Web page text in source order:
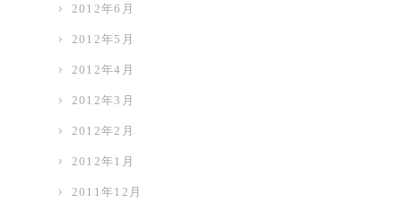
2012年6月
2012年5月
2012年4月
2012年3月
2012年2月
2012年1月
2011年12月